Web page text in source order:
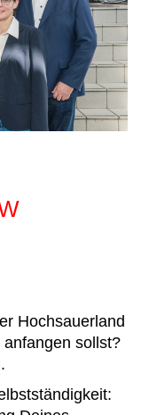
Hochsauerland
sollst?